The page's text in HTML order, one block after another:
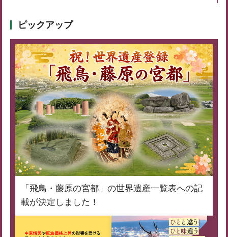
ピックアップ
「飛鳥・藤原の宮都」の世界遺産一覧表への記
載が決定しました！